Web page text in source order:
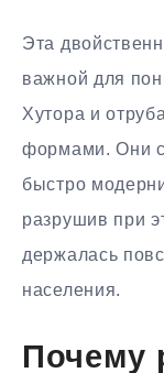
Эта
важной для
Хутора и
формами. Они
быстро
разрушив при
держалась
населения.
Почему